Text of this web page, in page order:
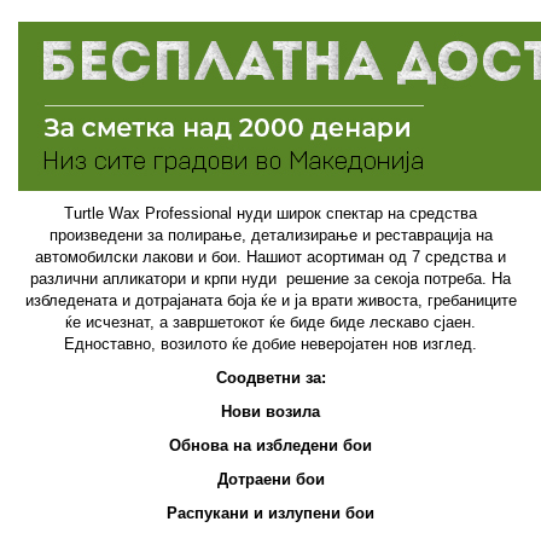
Turtle Wax Professional нуди широк спектар на средства
произведени за полирање, детализирање и реставрација на
автомобилски лакови и бои. Нашиот асортиман од 7 средства и
различни апликатори и крпи нуди решение за секоја потреба. На
избледената и дотрајаната боја ќе и ја врати живоста, гребаниците
ќе исчезнат, а завршетокот ќе биде биде лескаво сјаен.
Едноставно, возилото ќе добие неверојатен нов изглед.
Соодветни за:
Нови возила
Обнова на избледени бои
Дотраени бои
Распукани и излупени бои